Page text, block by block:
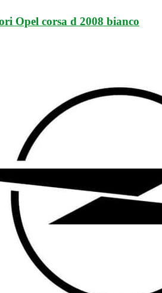
Opel corsa d 2008 bianco